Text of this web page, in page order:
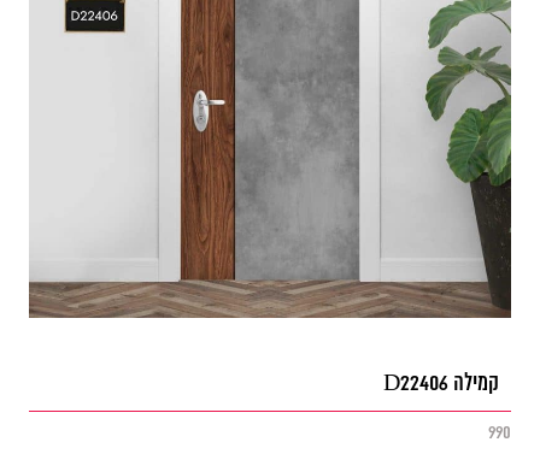
קמילה D22406
990